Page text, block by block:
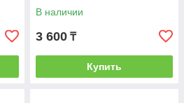
В наличии
3 600 ₸
Купить